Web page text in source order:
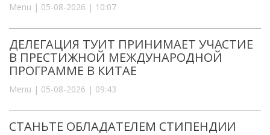
Menu | 05-08-2026 | 10:07
ДЕЛЕГАЦИЯ ТУИТ ПРИНИМАЕТ УЧАСТИЕ
В ПРЕСТИЖНОЙ МЕЖДУНАРОДНОЙ
ПРОГРАММЕ В КИТАЕ
Menu | 05-08-2026 | 09:43
СТАНЬТЕ ОБЛАДАТЕЛЕМ СТИПЕНДИИ